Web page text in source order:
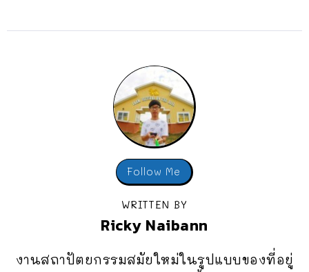
Follow Me
WRITTEN BY
Ricky Naibann
งานสถาปัตยกรรมสมัยใหม่ในรูปแบบของที่อยู่